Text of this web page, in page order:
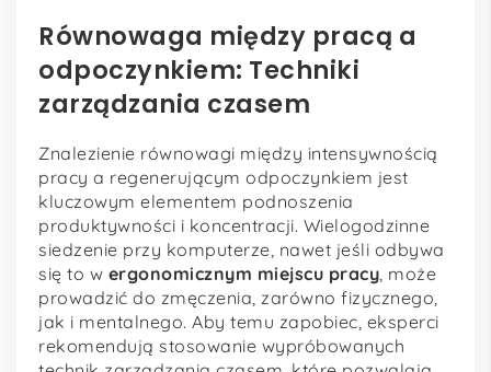
Równowaga między pracą a
odpoczynkiem: Techniki
zarządzania czasem
Znalezienie równowagi między intensywnością
pracy a regenerującym odpoczynkiem jest
kluczowym elementem podnoszenia
produktywności i koncentracji. Wielogodzinne
siedzenie przy komputerze, nawet jeśli odbywa
się to w ergonomicznym miejscu pracy, może
prowadzić do zmęczenia, zarówno fizycznego,
jak i mentalnego. Aby temu zapobiec, eksperci
rekomendują stosowanie wypróbowanych